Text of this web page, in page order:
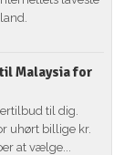
Malaysia for
til dig.
uhørt billige kr.
at vælge...